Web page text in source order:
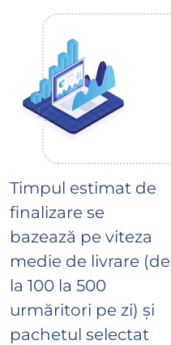
Timpul estimat de
finalizare se
bazează pe viteza
medie de livrare (de
la 100 la 500
urmăritori pe zi) și
pachetul selectat